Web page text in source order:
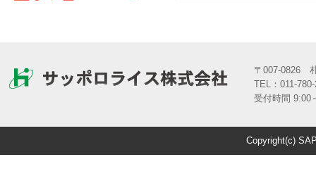
〒007-0826
TEL：011-
受付時間 9:00
Copyright(c)